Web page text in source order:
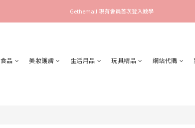
Gethemall 現有會員首次登入教學
食品 美妝護膚 生活用品 玩具精品 網站代購